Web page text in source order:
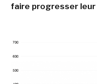
faire progresser leur